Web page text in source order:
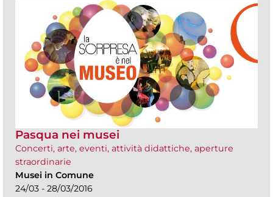
Pasqua nei musei
Concerti, arte, eventi, attività didattiche, aperture
straordinarie
Musei in Comune
24/03 - 28/03/2016